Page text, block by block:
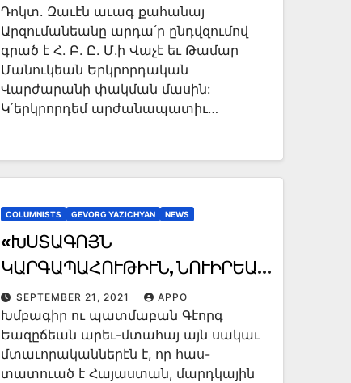
Դոկտ. Զաւէն աւագ քահանայ
Արզումանեանը արդա՛ր ընդվզումով
գրած է Հ. Բ. Ը. Մ.ի Վաչէ եւ Թամար
Մանուկեան Երկրորդական
Վարժարանի փակման մասին:
Կ՛երկրորդեմ արժանապատիւ…
COLUMNISTS GEVORG YAZICHYAN NEWS
«ԽՍՏԱԳՈՅՆ
ԿԱՐԳԱՊԱՀՈՒԹԻՒՆ, ՆՈՒԻՐԵԱԼ
ԱՇԽԱՏԱՆՔ ԵՒ
ԶԱՆԳՈՒԱԾԱՅԻՆ ՈՉՆՉԱՑՄԱՆ
ԶԷՆՔ՝ ԱՀԱ՛ ԵՐԵՔ
ՀԻՄՆԱՍԻՒՆԵՐԸ, ՈՐՈՆՔ
SEPTEMBER 21, 2021 APPO
Խմբագիր ու պատմաբան Գէորգ
Եազըճեան արեւ-մտահայ այն սակաւ
մտաւորականներէն է, որ հաս-
տատուած է Հայաստան, մարդկային